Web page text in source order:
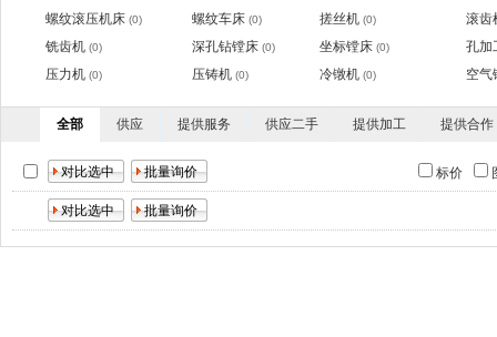
螺纹滚压机床 (0) 螺纹车床 (0) 搓丝机 (0)
滚齿
铣齿机 (0) 深孔钻镗床 (0) 坐标镗床 (0)
孔加
压力机 (0) 压铸机 (0) 冷镦机 (0) 空气
全部 供应 提供服务 供应二手 提供加工 提供合作
标价